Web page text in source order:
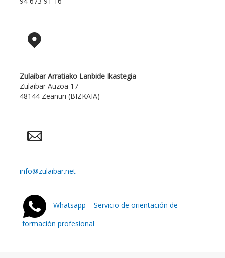
Zulaibar Arratiako Lanbide Ikastegia
Zulaibar Auzoa 17
48144 Zeanuri (BIZKAIA)
info@zulaibar.net
Whatsapp – Servicio de orientación de
formación profesional